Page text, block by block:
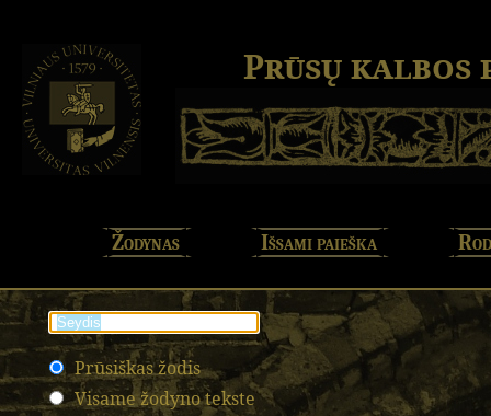
Prūsų kalbos
Žodynas Išsami paieška
Prūsiškas žodis
Visame žodyno tekste